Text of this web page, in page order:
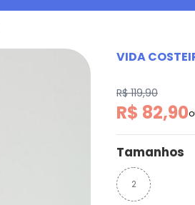
VIDA
R$ 119,90
R$ 82,90
Tamanhos
2